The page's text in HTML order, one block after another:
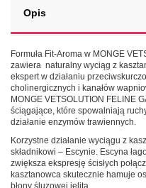
Opis
Formuła Fit-Aroma w MONGE
zawiera naturalny wyciąg z
ekspert w działaniu
cholinergicznych i kanałów
MONGE VETSOLUTION FELINE
ściągające, które spowalniają
działanie enzymów trawiennych.
Korzystne działanie wyciągu z
składnikowi – Escynie. Escyna
zwiększa ekspresję ścisłych
kasztanowca skutecznie hamuje
błony śluzowej jelita.